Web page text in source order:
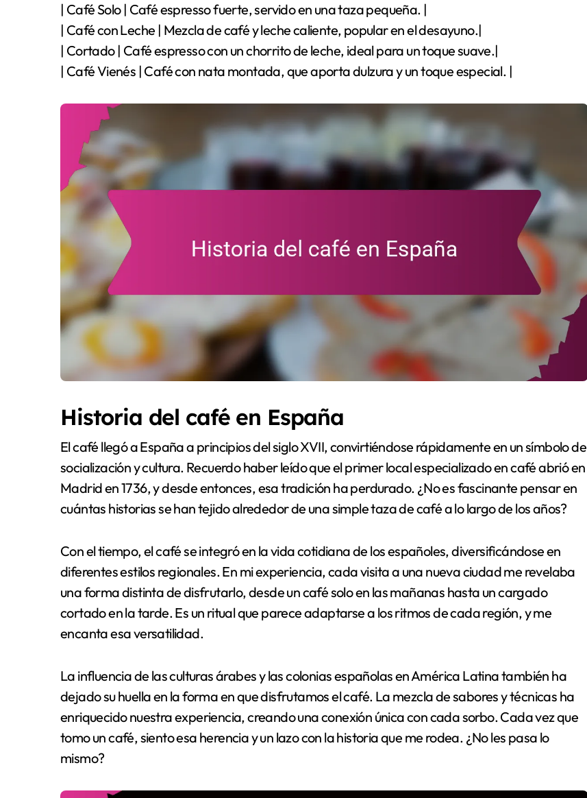
| Café Solo | Café espresso fuerte, servido en una taza pequeña. |
| Café con Leche | Mezcla de café y leche caliente, popular en el desayuno.|
| Cortado | Café espresso con un chorrito de leche, ideal para un toque suave.|
| Café Vienés | Café con nata montada, que aporta dulzura y un toque especial. |
Historia del café en España
El café llegó a España a principios del siglo XVII, convirtiéndose rápidamente en un símbolo de
socialización y cultura. Recuerdo haber leído que el primer local especializado en café abrió en
Madrid en 1736, y desde entonces, esa tradición ha perdurado. ¿No es fascinante pensar en
cuántas historias se han tejido alrededor de una simple taza de café a lo largo de los años?
Con el tiempo, el café se integró en la vida cotidiana de los españoles, diversificándose en
diferentes estilos regionales. En mi experiencia, cada visita a una nueva ciudad me revelaba
una forma distinta de disfrutarlo, desde un café solo en las mañanas hasta un cargado
cortado en la tarde. Es un ritual que parece adaptarse a los ritmos de cada región, y me
encanta esa versatilidad.
La influencia de las culturas árabes y las colonias españolas en América Latina también ha
dejado su huella en la forma en que disfrutamos el café. La mezcla de sabores y técnicas ha
enriquecido nuestra experiencia, creando una conexión única con cada sorbo. Cada vez que
tomo un café, siento esa herencia y un lazo con la historia que me rodea. ¿No les pasa lo
mismo?